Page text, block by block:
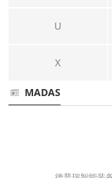
U
X
MADAS